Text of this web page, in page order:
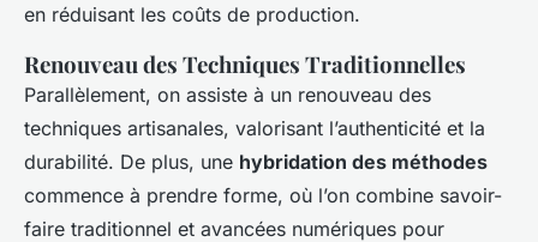
en réduisant les coûts de production.
Renouveau des Techniques Traditionnelles
Parallèlement, on assiste à un renouveau des
techniques artisanales, valorisant l’authenticité et la
durabilité. De plus, une hybridation des méthodes
commence à prendre forme, où l’on combine savoir-
faire traditionnel et avancées numériques pour